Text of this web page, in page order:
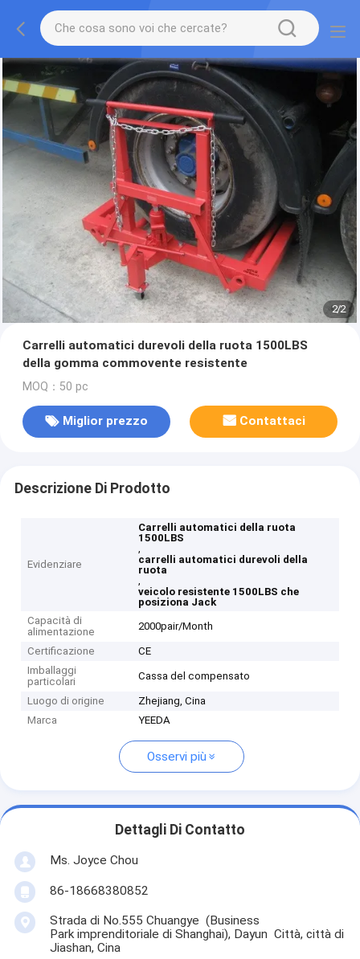
2/2
Carrelli automatici durevoli della ruota 1500LBS
della gomma commovente resistente
MOQ：50 pc
Miglior prezzo Contattaci
Descrizione Di Prodotto
Evidenziare
Carrelli automatici della ruota
1500LBS
,
carrelli automatici durevoli della
ruota
,
veicolo resistente 1500LBS che
posiziona Jack
Capacità di
alimentazione
2000pair/Month
Certificazione
CE
Imballaggi
particolari
Cassa del compensato
Luogo di origine
Zhejiang, Cina
Marca
YEEDA
Osservi più
Dettagli Di Contatto
Ms. Joyce Chou
86-18668380852
Strada di No.555 Chuangye (Business
Park imprenditoriale di Shanghai), Dayun Città, città di
Jiashan, Cina